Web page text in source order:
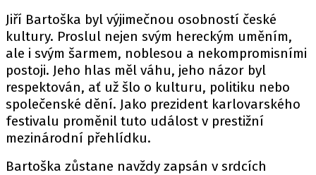
Jiří Bartoška byl výjimečnou osobností české
kultury. Proslul nejen svým hereckým uměním,
ale i svým šarmem, noblesou a nekompromisními
postoji. Jeho hlas měl váhu, jeho názor byl
respektován, ať už šlo o kulturu, politiku nebo
společenské dění. Jako prezident karlovarského
festivalu proměnil tuto událost v prestižní
mezinárodní přehlídku.
Bartoška zůstane navždy zapsán v srdcích